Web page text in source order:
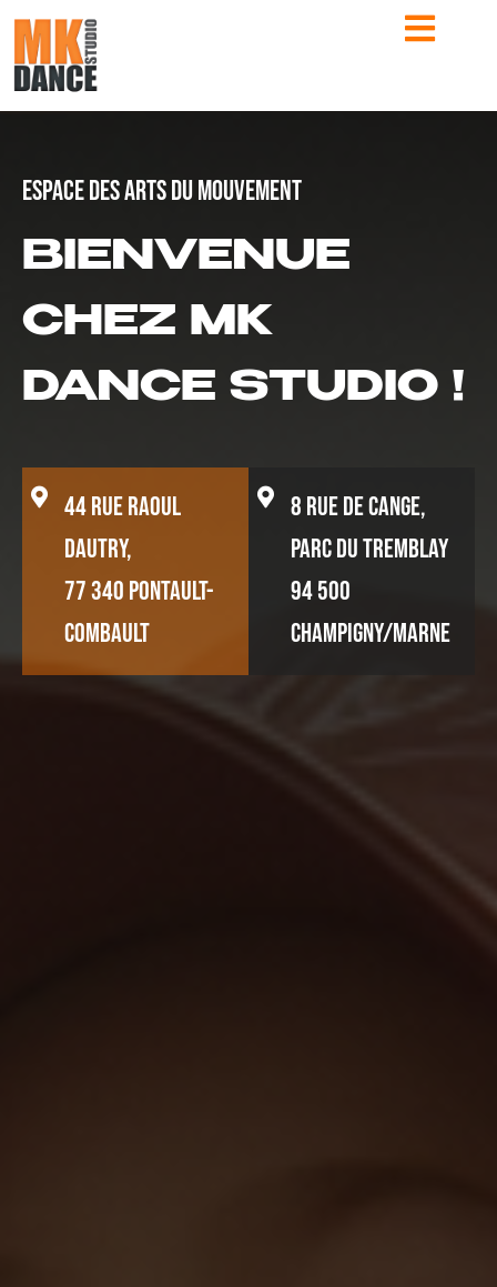
ESPACE DES ARTS DU MOUVEMENT
BIENVENUE
CHEZ MK
DANCE STUDIO !
44 rue Raoul
Dautry,
77 340 Pontault-
Combault
8 rue de Cange,
PARC DU TREMBLAY
94 500
Champigny/Marne